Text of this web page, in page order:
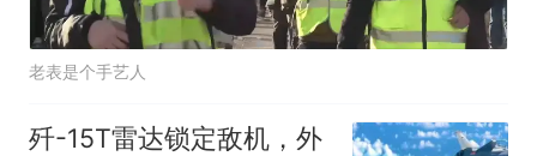
老表是个手艺人
歼-15T雷达锁定敌机，外